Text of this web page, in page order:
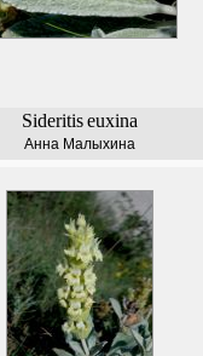
Sideritiseuxina
Анна Малыхина